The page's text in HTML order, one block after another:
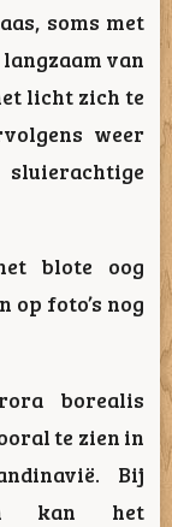
soms met
van
licht zich te
weer
blote oog
op foto’s nog
borealis
te zien in
Bij
kan het